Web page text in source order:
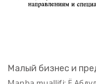
Малый бизнес и